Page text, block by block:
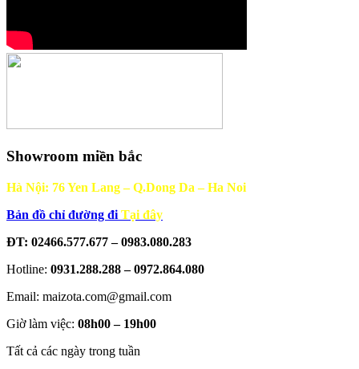
Showroom miền bắc
Hà Nội: 76 Yen Lang – Q.Dong Da – Ha Noi
Bản đồ chỉ đường đi Tại đây
ĐT: 02466.577.677 – 0983.080.283
Hotline: 0931.288.288 – 0972.864.080
Email: maizota.com@gmail.com
Giờ làm việc: 08h00 – 19h00
Tất cả các ngày trong tuần